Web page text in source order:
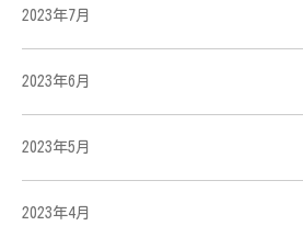
2023年7月
2023年6月
2023年5月
2023年4月